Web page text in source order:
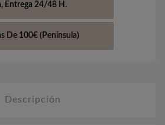
Entrega 24/48 H.
De 100€ (Península)
Descripción